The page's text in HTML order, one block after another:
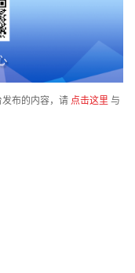
布的内容，请 点击这里 与